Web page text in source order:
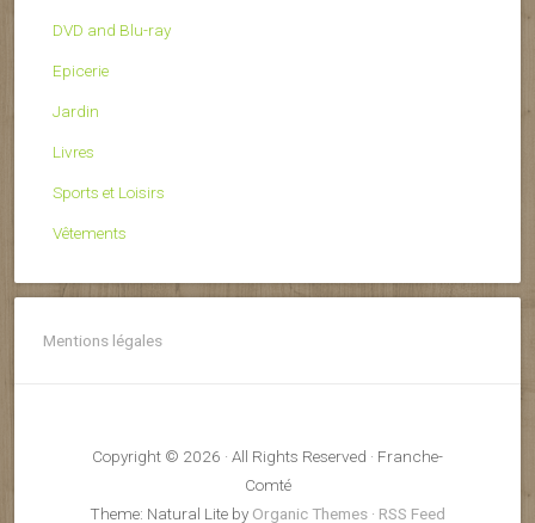
DVD and Blu-ray
Epicerie
Jardin
Livres
Sports et Loisirs
Vêtements
Mentions légales
Copyright © 2026 · All Rights Reserved · Franche-
Comté
Theme: Natural Lite by Organic Themes · RSS Feed